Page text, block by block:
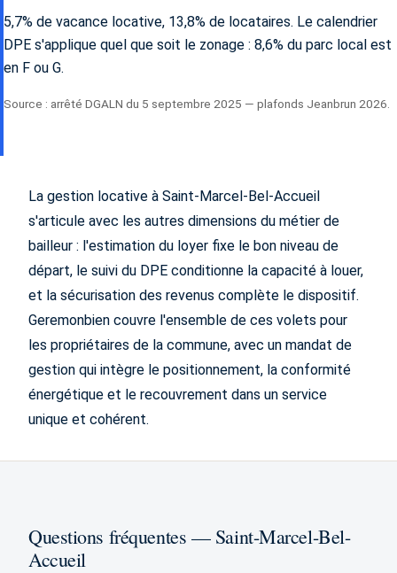
5,7% de vacance locative, 13,8% de locataires. Le calendrier
DPE s'applique quel que soit le zonage : 8,6% du parc local est
en F ou G.
Source : arrêté DGALN du 5 septembre 2025 — plafonds Jeanbrun 2026.
La gestion locative à Saint-Marcel-Bel-Accueil
s'articule avec les autres dimensions du métier de
bailleur : l'estimation du loyer fixe le bon niveau de
départ, le suivi du DPE conditionne la capacité à louer,
et la sécurisation des revenus complète le dispositif.
Geremonbien couvre l'ensemble de ces volets pour
les propriétaires de la commune, avec un mandat de
gestion qui intègre le positionnement, la conformité
énergétique et le recouvrement dans un service
unique et cohérent.
Questions fréquentes — Saint-Marcel-Bel-
Accueil